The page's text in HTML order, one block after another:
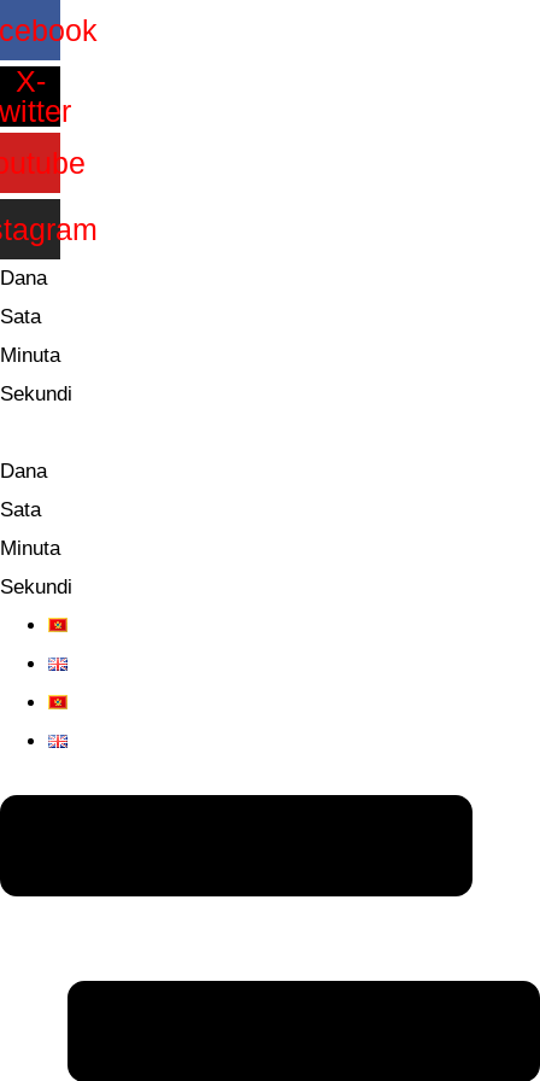
na
sadržaj
X-
Dana
Sata
Minuta
Sekundi
Dana
Sata
Minuta
Sekundi